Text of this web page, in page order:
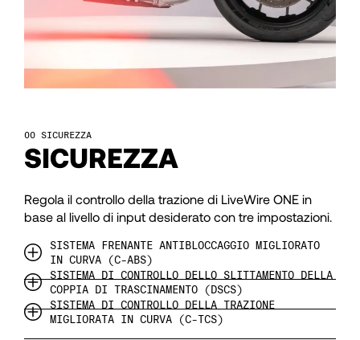
89
90
91
92
93
94
SICUREZZA
SICUREZZA
Regola il controllo della trazione di LiveWire ONE in
base al livello di input desiderato con tre impostazioni.
SISTEMA FRENANTE ANTIBLOCCAGGIO MIGLIORATO
IN CURVA (C-ABS)
SISTEMA DI CONTROLLO DELLO SLITTAMENTO DELLA
COPPIA DI TRASCINAMENTO (DSCS)
SISTEMA DI CONTROLLO DELLA TRAZIONE
MIGLIORATA IN CURVA (C-TCS)